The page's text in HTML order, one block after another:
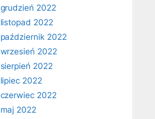
grudzień 2022
listopad 2022
październik 2022
wrzesień 2022
sierpień 2022
lipiec 2022
czerwiec 2022
maj 2022